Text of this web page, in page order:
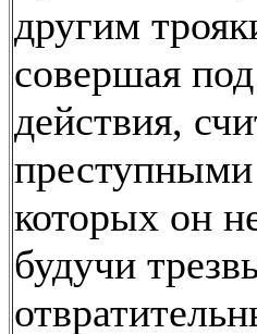
другим
совершая
действия,
которых он
будучи